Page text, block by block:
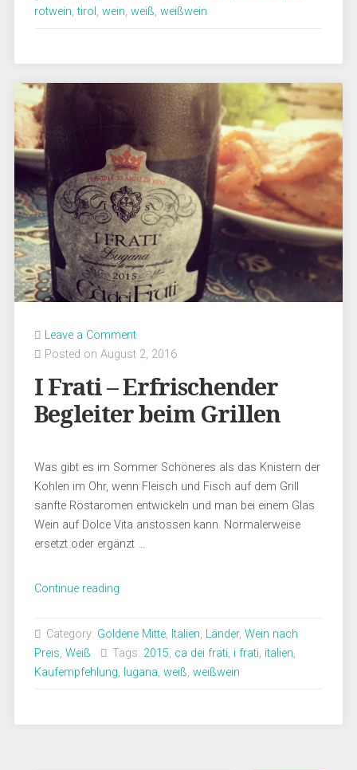
rotwein,tirol , wein, weiß, weißwein
Leave a Comment
Posted on August 2, 2016
I Frati – Erfrischender
Begleiter beim Grillen
Was gibt es im Sommer Schöneres als das Knistern der
Kohlen im Ohr, wenn Fleisch und Fisch auf dem Grill
sanfte Röstaromen entwickeln und man bei einem Glas
Wein auf Dolce Vita anstossen kann. Normalerweise
ersetzt oder ergänzt …
Continue reading„I
–
Erfrischender
Begleiter
Category: Goldene Mitte, Italien, Länder, Wein nach
Preis, Weiß Tags: 2015, ca dei frati, i frati, italien,
Kaufempfehlung, lugana, weiß, weißwein